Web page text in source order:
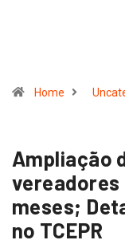
Home
Ampliação
vereadores
meses;
no TCEPR